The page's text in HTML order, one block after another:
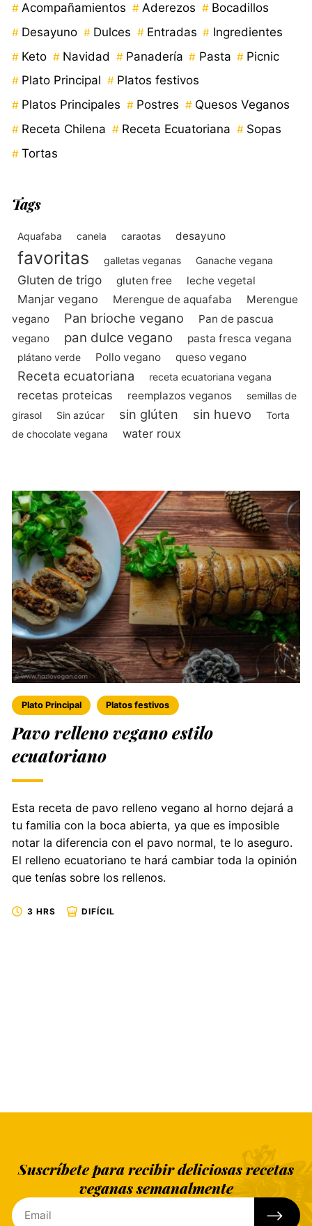
Acompañamientos Aderezos
Bocadillos
Desayuno
Dulces Entradas
Ingredientes
Keto
Navidad Panadería Pasta
Picnic
Plato Principal
Platos festivos
Platos Principales
Postres
Quesos Veganos
Receta Chilena
Receta Ecuatoriana
Sopas
Tortas
Tags
Aquafaba canela caraotas desayuno
favoritas galletas veganas Ganache vegana
Gluten de trigo gluten free leche vegetal
Manjar vegano Merengue de aquafaba
Merengue
vegano
Pan brioche vegano
Pan de pascua
vegano
pan dulce vegano pasta fresca vegana
plátano verde Pollo vegano queso vegano
Receta ecuatoriana receta ecuatoriana vegana
recetas proteicas reemplazos veganos
semillas de
girasol
Sin azúcar sin glúten sin huevo
Torta
de chocolate vegana
water roux
Plato Principal Platos festivos
Pavo relleno vegano estilo
ecuatoriano
Esta receta de pavo relleno vegano al horno dejará a
tu familia con la boca abierta, ya que es imposible
notar la diferencia con el pavo normal, te lo aseguro.
El relleno ecuatoriano te hará cambiar toda la opinión
que tenías sobre los rellenos.
3 HRS DIFÍCIL
Suscríbete para recibir deliciosas recetas
veganas semanalmente